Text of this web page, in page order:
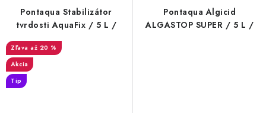
Pontaqua Stabilizátor
tvrdosti AquaFix / 5 L /
až 20 %
Akcia
Tip
Pontaqua Algicid
ALGASTOP SUPER / 5 L /